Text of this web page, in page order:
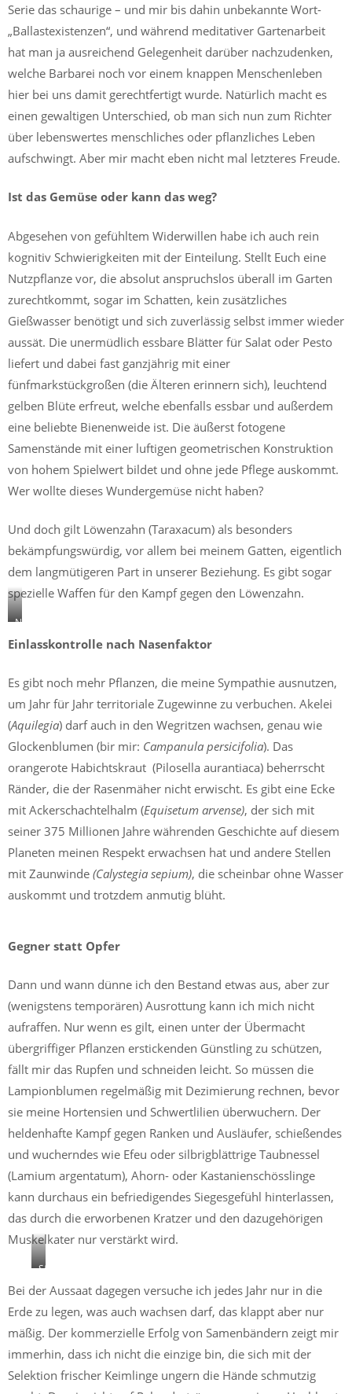
Serie das schaurige – und mir bis dahin unbekannte Wort-
„Ballastexistenzen“, und während meditativer Gartenarbeit
hat man ja ausreichend Gelegenheit darüber nachzudenken,
welche Barbarei noch vor einem knappen Menschenleben
hier bei uns damit gerechtfertigt wurde. Natürlich macht es
einen gewaltigen Unterschied, ob man sich nun zum Richter
über lebenswertes menschliches oder pflanzliches Leben
aufschwingt. Aber mir macht eben nicht mal letzteres Freude.
Ist das Gemüse oder kann das weg?
Abgesehen von gefühltem Widerwillen habe ich auch rein
kognitiv Schwierigkeiten mit der Einteilung. Stellt Euch eine
Nutzpflanze vor, die absolut anspruchslos überall im Garten
zurechtkommt, sogar im Schatten, kein zusätzliches
Gießwasser benötigt und sich zuverlässig selbst immer wieder
aussät. Die unermüdlich essbare Blätter für Salat oder Pesto
liefert und dabei fast ganzjährig mit einer
fünfmarkstückgroßen (die Älteren erinnern sich), leuchtend
gelben Blüte erfreut, welche ebenfalls essbar und außerdem
eine beliebte Bienenweide ist. Die äußerst fotogene
Samenstände mit einer luftigen geometrischen Konstruktion
von hohem Spielwert bildet und ohne jede Pflege auskommt.
Wer wollte dieses Wundergemüse nicht haben?
Und doch gilt Löwenzahn (Taraxacum) als besonders
bekämpfungswürdig, vor allem bei meinem Gatten, eigentlich
dem langmütigeren Part in unserer Beziehung. Es gibt sogar
spezielle Waffen für den Kampf gegen den Löwenzahn.
Nelkenwurz
breitet
sich
wie
Giersch
aus…
Einlasskontrolle nach Nasenfaktor
Es gibt noch mehr Pflanzen, die meine Sympathie ausnutzen,
um Jahr für Jahr territoriale Zugewinne zu verbuchen. Akelei
(Aquilegia) darf auch in den Wegritzen wachsen, genau wie
Glockenblumen (bir mir: Campanula persicifolia). Das
orangerote Habichtskraut (Pilosella aurantiaca) beherrscht
Ränder, die der Rasenmäher nicht erwischt. Es gibt eine Ecke
mit Ackerschachtelhalm (Equisetum arvense), der sich mit
seiner 375 Millionen Jahre währenden Geschichte auf diesem
Planeten meinen Respekt erwachsen hat und andere Stellen
mit Zaunwinde (Calystegia sepium), die scheinbar ohne Wasser
auskommt und trotzdem anmutig blüht.
Gegner statt Opfer
Dann und wann dünne ich den Bestand etwas aus, aber zur
(wenigstens temporären) Ausrottung kann ich mich nicht
aufraffen. Nur wenn es gilt, einen unter der Übermacht
übergriffiger Pflanzen erstickenden Günstling zu schützen,
fällt mir das Rupfen und schneiden leicht. So müssen die
Lampionblumen regelmäßig mit Dezimierung rechnen, bevor
sie meine Hortensien und Schwertlilien überwuchern. Der
heldenhafte Kampf gegen Ranken und Ausläufer, schießendes
und wucherndes wie Efeu oder silbrigblättrige Taubnessel
(Lamium argentatum), Ahorn- oder Kastanienschösslinge
kann durchaus ein befriedigendes Siegesgefühl hinterlassen,
das durch die erworbenen Kratzer und den dazugehörigen
Muskelkater nur verstärkt wird.
Silbrigblättrige
Taubnessel,
Kastanien
und
Lampionblumen
müssen
gelegentlich
zurückgedrängt
Bei der Aussaat dagegen versuche ich jedes Jahr nur in die
Erde zu legen, was auch wachsen darf, das klappt aber nur
mäßig. Der kommerzielle Erfolg von Samenbändern zeigt mir
immerhin, dass ich nicht die einzige bin, die sich mit der
Selektion frischer Keimlinge ungern die Hände schmutzig